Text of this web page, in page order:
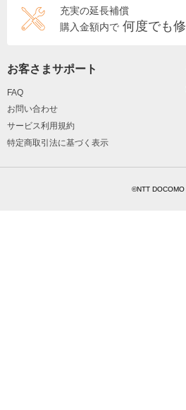
充実の延長補償
購入金額内で 何度でも
お客さまサポート
FAQ
お問い合わせ
サービス利用規約
特定商取引法に基づく表示
©NTT DOCOMO